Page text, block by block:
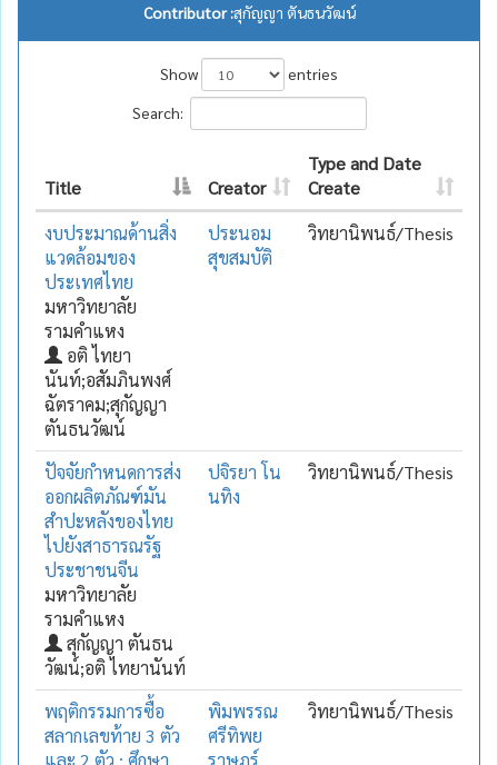
Contributor :สุกัญญา ตันธนวัฒน์
Show
entries
Search:
Title Creator
Type and Date
Create
งบประมาณด้านสิ่ง
แวดล้อมของ
ประเทศไทย
มหาวิทยาลัย
รามคำแหง
อติ ไทยา
นันท์;อสัมภินพงศ์
ฉัตราคม;สุกัญญา
ตันธนวัฒน์
ประนอม
สุขสมบัติ
วิทยานิพนธ์/Thesis
ปัจจัยกำหนดการส่ง
ออกผลิตภัณฑ์มัน
สำปะหลังของไทย
ไปยังสาธารณรัฐ
ประชาชนจีน
มหาวิทยาลัย
รามคำแหง
สุกัญญา ตันธน
วัฒน์;อติ ไทยานันท์
ปจิรยา โน
นทิง
วิทยานิพนธ์/Thesis
พฤติกรรมการซื้อ
สลากเลขท้าย 3 ตัว
และ 2 ตัว : ศึกษา
พิมพรรณ
ศรีทิพย
ราษฎร์.
วิทยานิพนธ์/Thesis